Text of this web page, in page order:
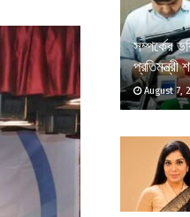
সম্পর্কের
প্রতিমন্ত্রী
August 7,